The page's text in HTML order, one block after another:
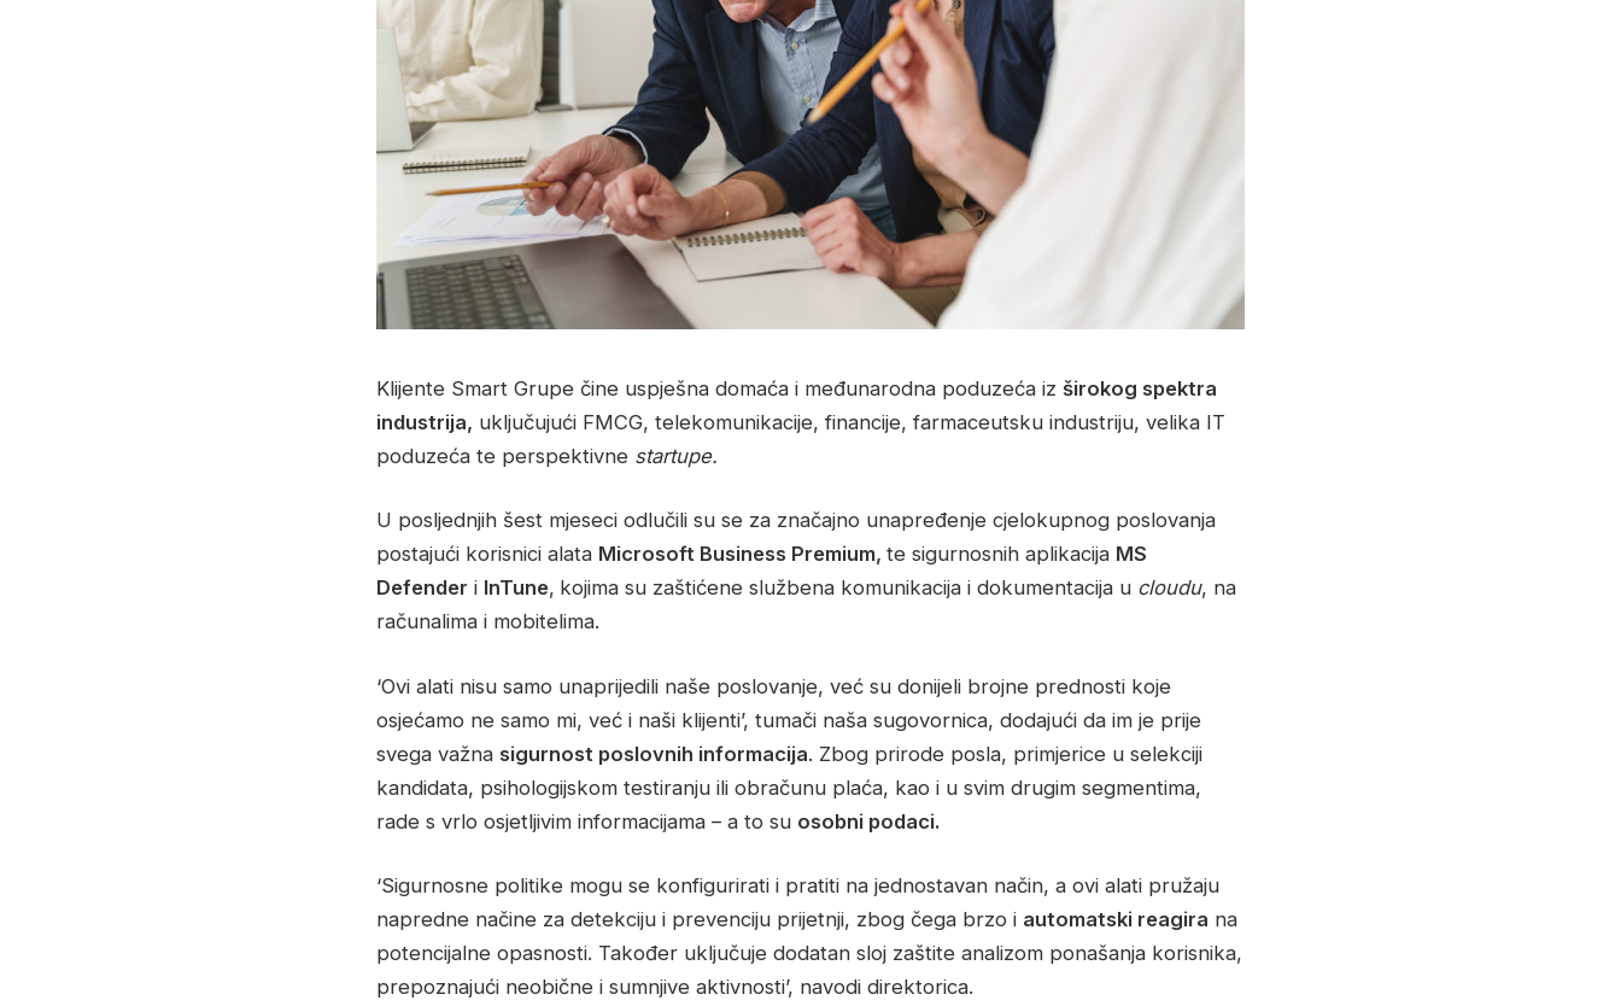
Klijente Smart Grupe čine uspješna domaća i međunarodna poduzeća iz širokog spektra
industrija, uključujući FMCG, telekomunikacije, financije, farmaceutsku industriju, velika IT
poduzeća te perspektivne startupe.
U posljednjih šest mjeseci odlučili su se za značajno unapređenje cjelokupnog poslovanja
postajući korisnici alata Microsoft Business Premium, te sigurnosnih aplikacija MS
Defender i InTune, kojima su zaštićene službena komunikacija i dokumentacija u cloudu, na
računalima i mobitelima.
‘Ovi alati nisu samo unaprijedili naše poslovanje, već su donijeli brojne prednosti koje
osjećamo ne samo mi, već i naši klijenti’, tumači naša sugovornica, dodajući da im je prije
svega važna sigurnost poslovnih informacija. Zbog prirode posla, primjerice u selekciji
kandidata, psihologijskom testiranju ili obračunu plaća, kao i u svim drugim segmentima,
rade s vrlo osjetljivim informacijama – a to su osobni podaci.
‘Sigurnosne politike mogu se konfigurirati i pratiti na jednostavan način, a ovi alati pružaju
napredne načine za detekciju i prevenciju prijetnji, zbog čega brzo i automatski reagira na
potencijalne opasnosti. Također uključuje dodatan sloj zaštite analizom ponašanja korisnika,
prepoznajući neobične i sumnjive aktivnosti’, navodi direktorica.